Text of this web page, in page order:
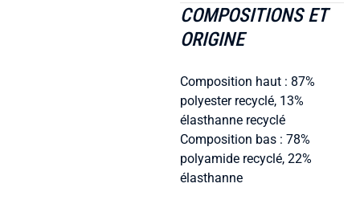
COMPOSITIONS ET
ORIGINE
Composition haut : 87%
polyester recyclé, 13%
élasthanne recyclé
Composition bas : 78%
polyamide recyclé, 22%
élasthanne